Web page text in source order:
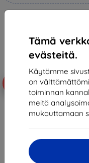
Tämä
evästeitä.
Käytämme
on
toiminnan
meitä
mukauttamaan
14,90 €
Varastossa > 5 kpl